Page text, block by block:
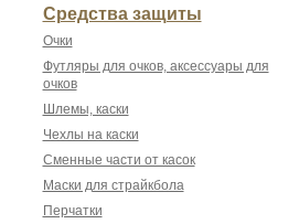
Средства защиты
Очки
Футляры для очков, аксессуары для
очков
Шлемы, каски
Чехлы на каски
Сменные части от касок
Маски для страйкбола
Перчатки